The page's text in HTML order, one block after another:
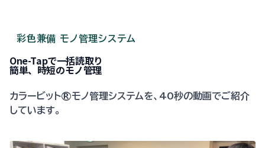
彩色兼備 モノ管理システム
One-Tapで一括読取り
簡単、時短のモノ管理
カラービット®︎モノ管理システムを、40秒の動画でご紹介
しています。